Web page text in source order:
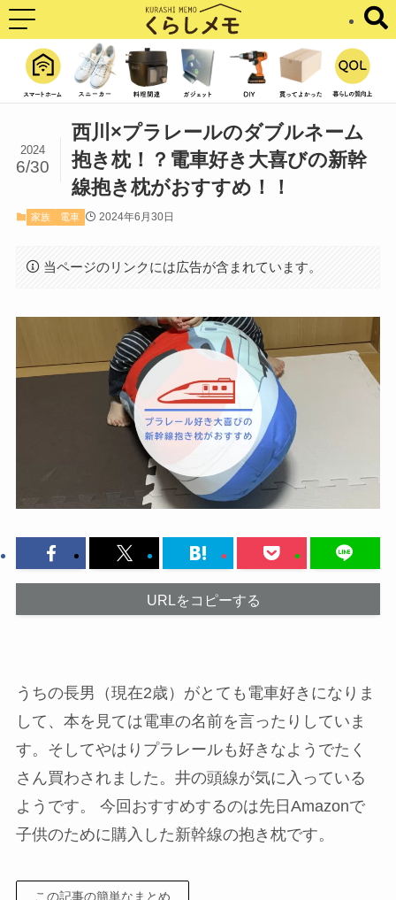
西川×プラレールのダブルネーム
抱き枕！？電車好き大喜びの新幹
線抱き枕がおすすめ！！
2024
6/30
家族 電車 2024年6月30日
当ページのリンクには広告が含まれています。
URLをコピーする
うちの長男（現在2歳）がとても電車好きになりま
して、本を見ては電車の名前を言ったりしていま
す。そしてやはりプラレールも好きなようでたく
さん買わされました。井の頭線が気に入っている
ようです。 今回おすすめするのは先日Amazonで
子供のために購入した新幹線の抱き枕です。
この記事の簡単なまとめ